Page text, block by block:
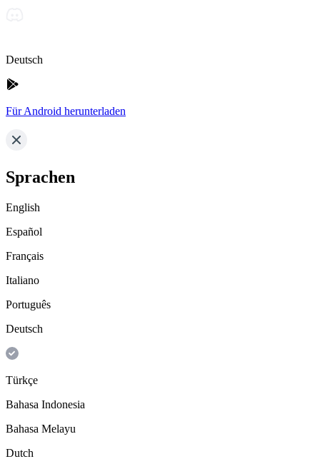
Deutsch
Für Android herunterladen
Sprachen
English
Español
Français
Italiano
Português
Deutsch
Türkçe
Bahasa Indonesia
Bahasa Melayu
Dutch